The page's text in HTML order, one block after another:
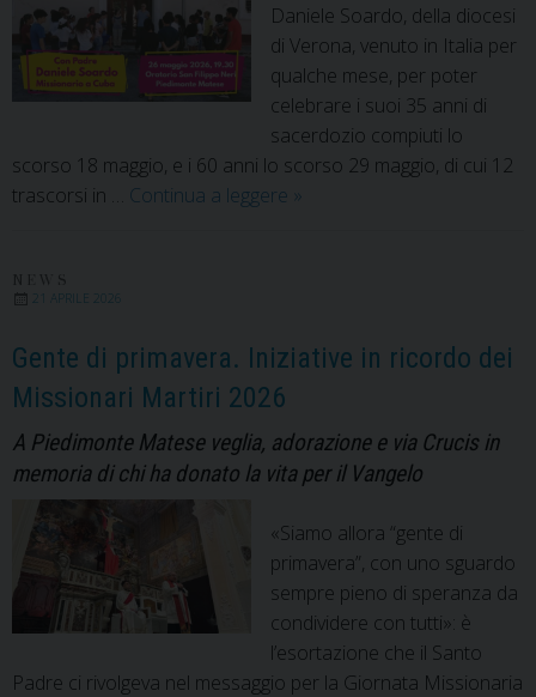
Daniele Soardo, della diocesi
di Verona, venuto in Italia per
qualche mese, per poter
celebrare i suoi 35 anni di
sacerdozio compiuti lo
scorso 18 maggio, e i 60 anni lo scorso 29 maggio, di cui 12
trascorsi in … Continua a leggere Da
Caiazzo
un
che
continua
»
21 APRILE 2026
Gente di primavera. Iniziative in ricordo dei
Missionari Martiri 2026
A Piedimonte Matese veglia, adorazione e via Crucis in
memoria di chi ha donato la vita per il Vangelo
«Siamo allora “gente di
primavera”, con uno sguardo
sempre pieno di speranza da
condividere con tutti»: è
l’esortazione che il Santo
Padre ci rivolgeva nel messaggio per la Giornata Missionaria